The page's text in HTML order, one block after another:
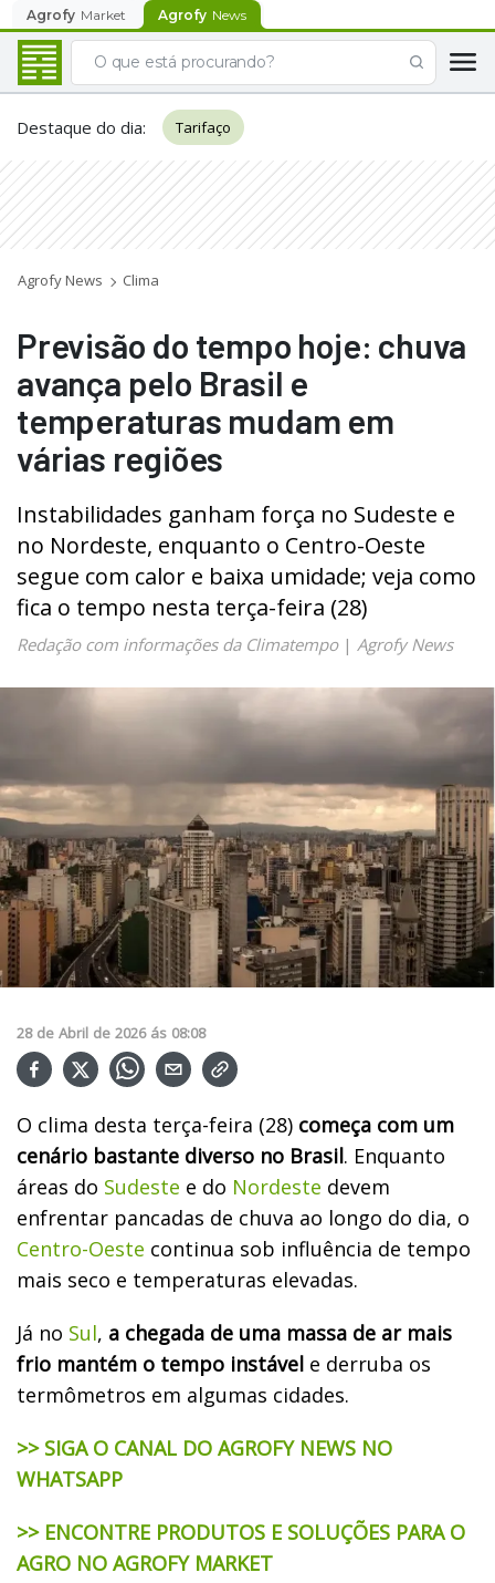
Agrofy Market Agrofy News
Destaque do dia: Tarifaço
Agrofy News Clima
Previsão do tempo hoje: chuva
avança pelo Brasil e
temperaturas mudam em
várias regiões
Instabilidades ganham força no Sudeste e
no Nordeste, enquanto o Centro-Oeste
segue com calor e baixa umidade; veja como
fica o tempo nesta terça-feira (28)
Redação com informações da Climatempo| Agrofy News
28 de Abril de 2026 ás 08:08
O clima desta terça-feira (28) começa com um
cenário bastante diverso no Brasil. Enquanto
áreas do Sudeste e do Nordeste devem
enfrentar pancadas de chuva ao longo do dia, o
Centro-Oeste continua sob influência de tempo
mais seco e temperaturas elevadas.
Já no Sul, a chegada de uma massa de ar mais
frio mantém o tempo instável e derruba os
termômetros em algumas cidades.
>> SIGA O CANAL DO AGROFY NEWS NO
WHATSAPP
>> ENCONTRE PRODUTOS E SOLUÇÕES PARA O
AGRO NO AGROFY MARKET